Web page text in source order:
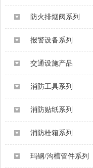
防火排烟阀系列
报警设备系列
交通设施产品
消防工具系列
消防贴纸系列
消防栓箱系列
玛钢/沟槽管件系列